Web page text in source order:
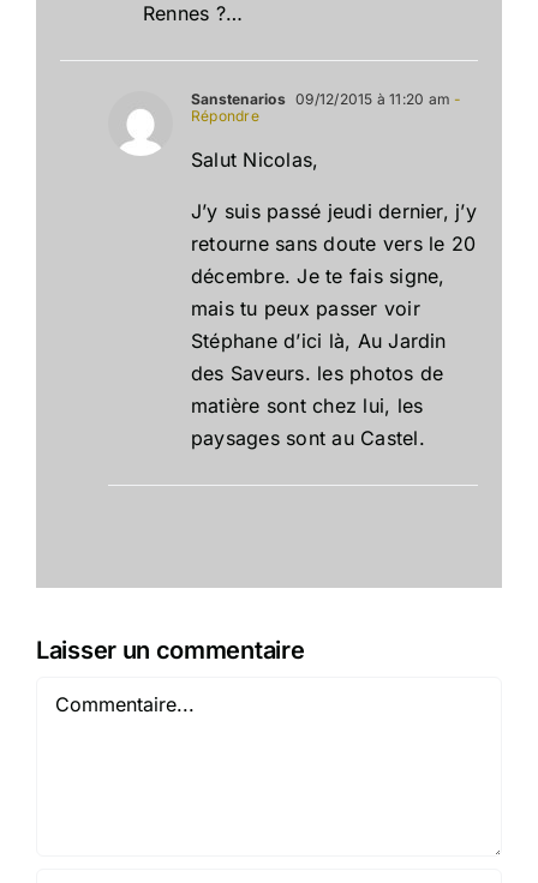
Rennes ?…
Sanstenarios 09/12/2015 à 11:20 am -
Répondre
Salut Nicolas,
J’y suis passé jeudi dernier, j’y
retourne sans doute vers le 20
décembre. Je te fais signe,
mais tu peux passer voir
Stéphane d’ici là, Au Jardin
des Saveurs. les photos de
matière sont chez lui, les
paysages sont au Castel.
Laisser un commentaire
Commentaire